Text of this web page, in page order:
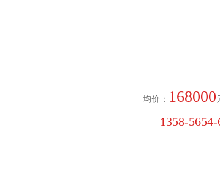
均价： 168000
1358-5654-